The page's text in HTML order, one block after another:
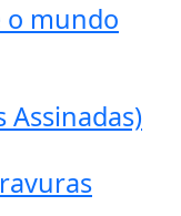
o mundo
Assinadas)